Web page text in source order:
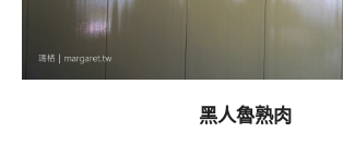
黑人魯熟肉